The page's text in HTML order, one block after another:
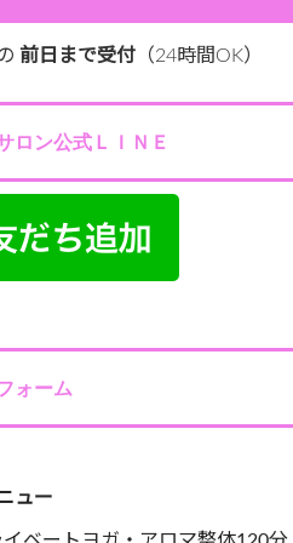
前日まで受付 （24時間OK）
ロン公式ＬＩＮＥ
ォーム
ュー